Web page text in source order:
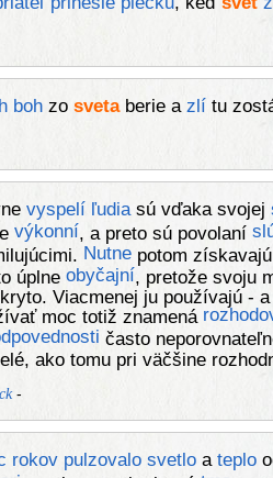
bohzo svetaberie a zlítu
vyspelí ľudiasú vďaka svojej
výkonní , a preto sú povolaní
Nutnepotom
úplne obyčajní , pretože svoju
Viacmenej ju používajú -
moc totiž znamená
často
ako tomu pri väčšine
-
rokov pulzovalo svetloa teplo